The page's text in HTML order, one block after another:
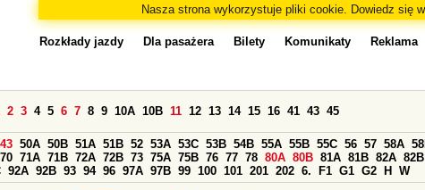
Nasza strona wykorzystuje pliki cookie. Dowiedz się
Rozkłady jazdy Dla pasażera Bilety Komunikaty Reklama
2 3 4 5 6 7 8 9 10A 10B 11 12 13 14 15 16 41 43 45
50A 50B 51A 51B 52 53A 53C 53B 54B 55A 55B 55C 56 57 58A
70 71A 71B 72A 72B 73 75A 75B 76 77 78 80A 80B 81A 81B 82A 82B
92A 92B 93 94 96 97A 97B 99 100 101 201 202 6. F1 G1 G2 H W